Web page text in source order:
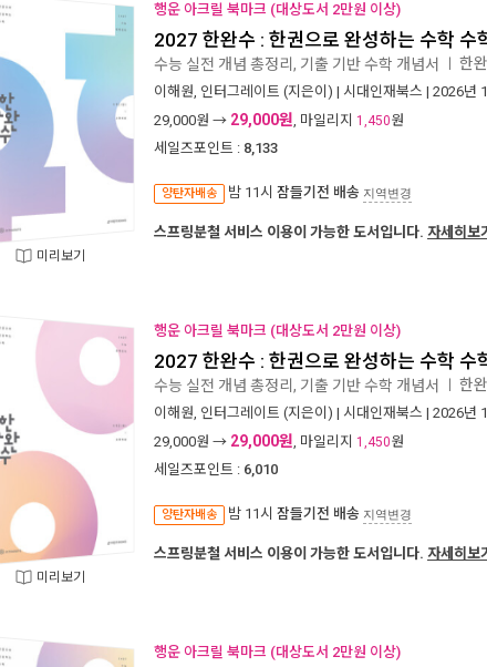
미리보기
행운 아크릴 북마크 (대상도서 2만원 이상)
2027 한완수 : 한권으로 완성하는 수학
수능 실전 개념 총정리, 기출 기반 수학 개념서 한
이해원, 인터그레이트 (지은이) | 시대인재북스 | 2026년
29,000원 → 29,000원, 마일리지 1,450원
세일즈포인트 : 8,133
양탄자배송 밤 11시 잠들기전 배송 지역변경
스프링분철 서비스 이용이 가능한 도서입니다. 자세히보기
미리보기
행운 아크릴 북마크 (대상도서 2만원 이상)
2027 한완수 : 한권으로 완성하는 수학
수능 실전 개념 총정리, 기출 기반 수학 개념서 한
이해원, 인터그레이트 (지은이) | 시대인재북스 | 2026년
29,000원 → 29,000원, 마일리지 1,450원
세일즈포인트 : 6,010
양탄자배송 밤 11시 잠들기전 배송 지역변경
스프링분철 서비스 이용이 가능한 도서입니다. 자세히보기
행운 아크릴 북마크 (대상도서 2만원 이상)